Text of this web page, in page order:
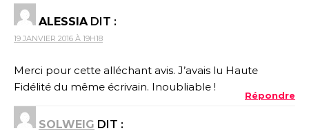
ALESSIA DIT :
19 JANVIER 2016 À 19H18
Merci pour cette alléchant avis. J’avais lu Haute
Fidélité du même écrivain. Inoubliable !
Répondre
SOLWEIG DIT :